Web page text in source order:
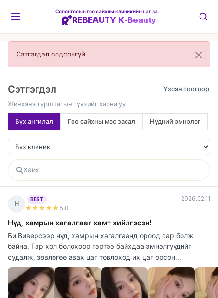
REBEAUTY K-Beauty
Сэтгэгдэл олдсонгүй.
Сэтгэгдэл
Жинхэнэ туршлагын түүхийг харна уу
Бүх ангилал Гоо сайхны мэс засал Нүдний эмнэлэг
Н
BEST
★★★★★ 5.0
2026.02.11
Нүд, хамрын хагалгааг хамт хийлгэсэн!
Би Виверсээр нүд, хамрын хагалгаанд ороод сар болж
байна. Гэр хол болохоор гэртээ байхдаа эмнэлгүүдийг
судалж, зөвлөгөө авах цаг товлоход их цаг орсон...